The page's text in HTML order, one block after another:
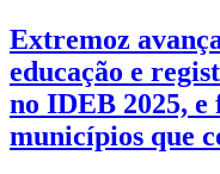
Extremoz
educação e
no IDEB 2025, e
municípios que